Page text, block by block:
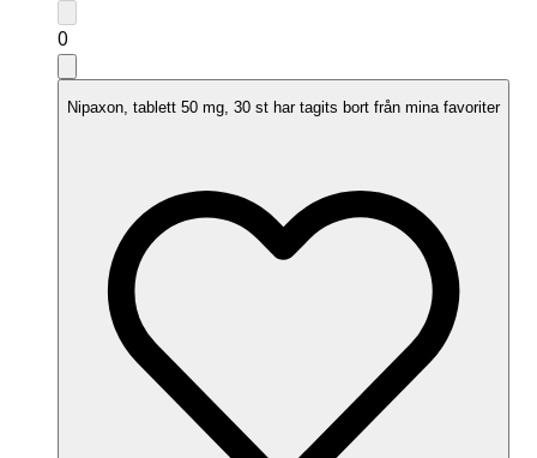
0
Nipaxon, tablett 50 mg, 30 st har tagits bort från mina favoriter